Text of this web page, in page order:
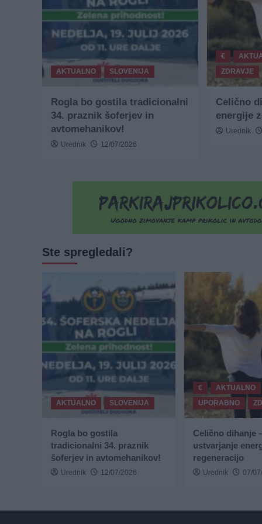
AKTUALNO SLOVENIJA
Rogla bo gostila tradicionalni
34. praznik šoferjev in
avtomehanikov!
Urednik 12/07/2026
€
ZDRAVJE
Celično
energije
Urednik
Ste spregledali?
AKTUALNO SLOVENIJA
Rogla bo gostila
tradicionalni 34. praznik
šoferjev in avtomehanikov!
Urednik 12/07/2026
€
AKTUALNO
UPORABNO
Celično dihanje
ustvarjanje
regeneracijo
Urednik 07/